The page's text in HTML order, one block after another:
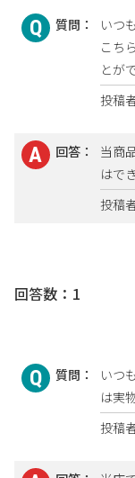
質問：
いつ
こち
とが
投稿
回答：
当商
はで
投稿
回答数：1
質問：
いつ
は実
投稿